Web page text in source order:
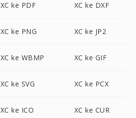
XC ke PDF XC ke DXF
XC ke PNG XC ke JP2
XC ke WBMP XC ke GIF
XC ke SVG XC ke PCX
XC ke ICO XC ke CUR